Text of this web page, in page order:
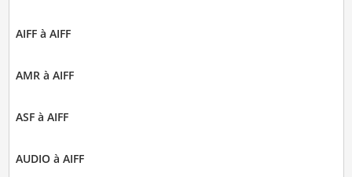
AIFF à AIFF
AMR à AIFF
ASF à AIFF
AUDIO à AIFF